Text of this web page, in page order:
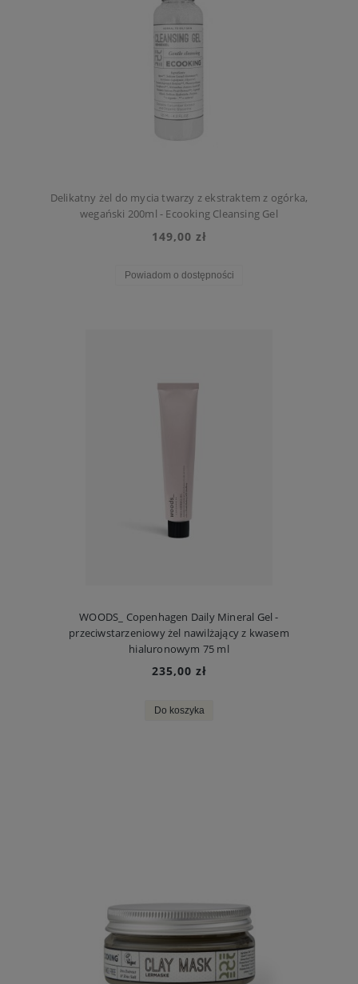
Delikatny żel do mycia twarzy z ekstraktem z ogórka,
wegański 200ml - Ecooking Cleansing Gel
149,00 zł
Powiadom o dostępności
WOODS_ Copenhagen Daily Mineral Gel -
przeciwstarzeniowy żel nawilżający z kwasem
hialuronowym 75 ml
235,00 zł
Do koszyka